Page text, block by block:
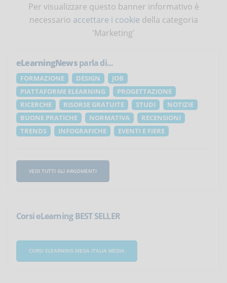
Per visualizzare questo banner informativo è
necessario accettare i cookie della categoria
'Marketing'
eLearningNewsparla di...
FORMAZIONE DESIGN
JOB
PIATTAFORME ELEARNING
PROGETTAZIONE
RICERCHE
RISORSE GRATUITE STUDI
NOTIZIE
BUONE PRATICHE
NORMATIVA
RECENSIONI
TRENDS
INFOGRAFICHE EVENTI E FIERE
VEDI TUTTI GLI ARGOMENTI
Corsi eLearning BEST SELLER
CORSI ELEARNING MEGA ITALIA MEDIA